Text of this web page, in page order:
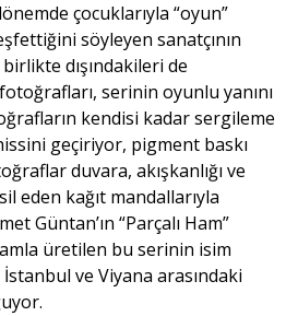
çocuklarıyla “oyun”
söyleyen sanatçının
dışındakileri de
serinin oyunlu yanını
kendisi kadar sergileme
geçiriyor, pigment baskı
duvara, akışkanlığı ve
eden kağıt mandallarıyla
Güntan’ın “Parçalı Ham”
üretilen bu serinin isim
İstanbul ve Viyana arasındaki